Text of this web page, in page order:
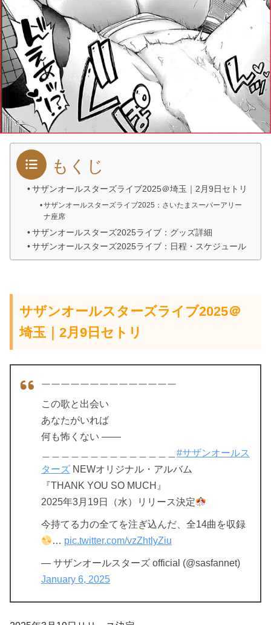
もくじ
サザンオールスターズライブ2025＠埼玉｜2月9日セトリ
サザンオールスターズライブ2025：さいたまスーパーアリー
ナ座席
サザンオールスターズ2025ライブ：グッズ詳細
サザンオールスターズ2025ライブ：日程・スケジュール
サザンオールスターズライブ2025＠
埼玉｜2月9日セトリ
￣￣￣￣￣￣￣￣￣￣￣￣￣￣
この歌と出会い
あなたがいれば
何も怖くない ――
#サザンオールス
ターズ NEWオリジナル・アルバム
『THANK YOU SO MUCH』
2025年3月19日（水）リリース決定
今持てる力の全てを注ぎ込んだ、全14曲を収録
… pic.twitter.com/vzZhtlyZiu
— サザンオールスターズ official (@sasfannet)
January 6, 2025